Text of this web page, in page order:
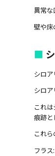
異常な
壁や床
シロ
シロ
これ
痕跡と
これ
フラ